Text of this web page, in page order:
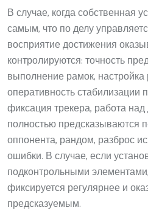
В случае, когда собственная
самым, что по делу
восприятие достижения
контролируются: точность
выполнение рамок,
оперативность стабилизации
фиксация трекера, работа
полностью предсказываются
оппонента, рандом, разброс
ошибки. В случае, если
подконтрольными
фиксируется регулярнее и
предсказуемым.